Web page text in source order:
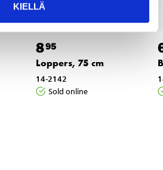
KIELLÄ
895
Loppers, 75 cm
14-2142
Sold online